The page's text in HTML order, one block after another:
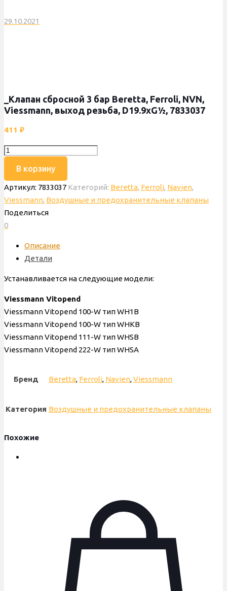
29.10.2021
_Клапан сбросной 3 бар Beretta, Ferroli, NVN,
Viessmann, выход резьба, D19.9xG½, 7833037
411 ₽
Количество
_Клапан
сбросной
3
бар
Beretta,
Viessmann,
выход
D19.9xG½,
7833037
В корзину
Артикул: 7833037 Категорий: Beretta, Ferroli, Navien,
Viessmann, Воздушные и предохранительные клапаны
Поделиться
0
Описание
Детали
Устанавливается на следующие модели:
Viessmann Vitopend
Viessmann Vitopend 100-W тип WH1B
Viessmann Vitopend 100-W тип WHKB
Viessmann Vitopend 111-W тип WHSB
Viessmann Vitopend 222-W тип WHSA
Бренд Beretta, Ferroli, Navien,Viessmann
Категория Воздушные и предохранительные клапаны
Похожие